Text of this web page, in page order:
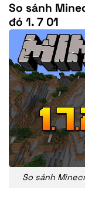
So sánh
đó 1. 7 01
So sánh